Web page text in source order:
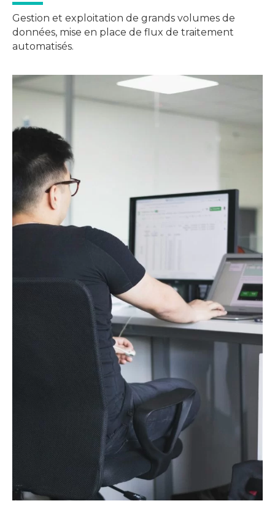
Gestion et exploitation de grands volumes de
données, mise en place de flux de traitement
automatisés.